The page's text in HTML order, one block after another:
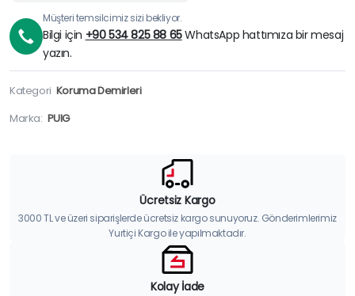
Müşteri temsilcimiz sizi bekliyor.
Bilgi için +90 534 825 88 65WhatsApp hattımıza bir mesaj
yazın.
Kategori Koruma Demirleri
Marka: PUIG
Ücretsiz Kargo
3000 TL ve üzeri siparişlerde ücretsiz kargo sunuyoruz. Gönderimlerimiz
Yurtiçi Kargo ile yapılmaktadır.
Kolay İade